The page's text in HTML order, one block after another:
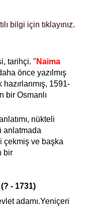
bilgi için tıklayınız.
tarihçi. " Naima
önce yazılmış
1591-
bir Osmanlı
nükteli
anlatmada
çekmiş ve başka
bir
- 1731)
adamı.Yeniçeri